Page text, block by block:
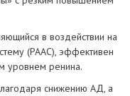
в воздействии на
(РААС), эффективен
уровнем ренина.
снижению АД, а